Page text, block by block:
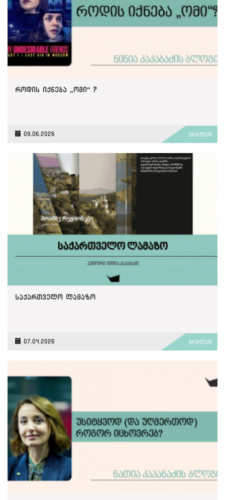
როდის იქნება „ომი“ ?
09.06.2026 ვრცლად
საქართველო ლამაზო
07.04.2026 ვრცლად